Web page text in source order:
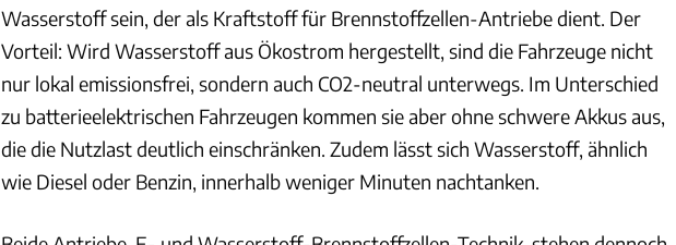
Wasserstoff sein, der als Kraftstoff für Brennstoffzellen-Antriebe dient. Der
Vorteil: Wird Wasserstoff aus Ökostrom hergestellt, sind die Fahrzeuge nicht
nur lokal emissionsfrei, sondern auch CO2-neutral unterwegs. Im Unterschied
zu batterieelektrischen Fahrzeugen kommen sie aber ohne schwere Akkus aus,
die die Nutzlast deutlich einschränken. Zudem lässt sich Wasserstoff, ähnlich
wie Diesel oder Benzin, innerhalb weniger Minuten nachtanken.